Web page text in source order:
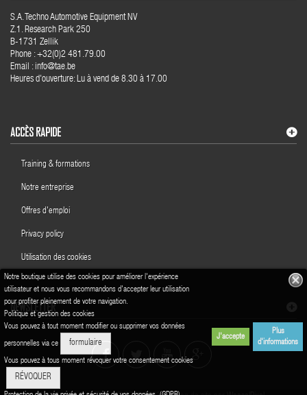
Notre boutique utilise des cookies pour améliorer l'expérience
utilisateur et nous vous recommandons d'accepter leur utilisation
pour profiter pleinement de votre navigation.
Politique et gestion des cookies
Vous pouvez à tout moment modifier ou supprimer vos données
personnelles via ce formulaire
Vous pouvez à tous moment révoquer votre consentement cookies
RÉVOQUER
J'accepte
Plus
d'informations
S.A. Techno Automotive Equipment NV
Z.1. Research Park 250
B-1731 Zellik
Phone : +32(0)2 481.79.00
Email : info@tae.be
Heures d'ouverture: Lu à vend de 8.30 à 17.00
ACCÈS RAPIDE
Training & formations
Notre entreprise
Offres d'emploi
Privacy policy
Utilisation des cookies
NEWSLETTER